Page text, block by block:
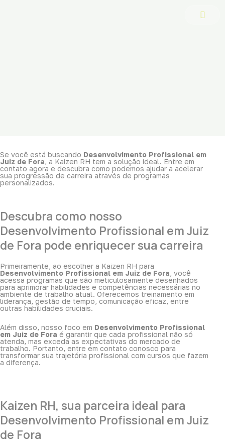
Se você está buscando Desenvolvimento Profissional em
Juiz de Fora, a Kaizen RH tem a solução ideal. Entre em
contato agora e descubra como podemos ajudar a acelerar
sua progressão de carreira através de programas
personalizados.
Descubra como nosso
Desenvolvimento Profissional em Juiz
de Fora pode enriquecer sua carreira
Primeiramente, ao escolher a Kaizen RH para
Desenvolvimento Profissional em Juiz de Fora, você
acessa programas que são meticulosamente desenhados
para aprimorar habilidades e competências necessárias no
ambiente de trabalho atual. Oferecemos treinamento em
liderança, gestão de tempo, comunicação eficaz, entre
outras habilidades cruciais.
Além disso, nosso foco em Desenvolvimento Profissional
em Juiz de Fora é garantir que cada profissional não só
atenda, mas exceda as expectativas do mercado de
trabalho. Portanto, entre em contato conosco para
transformar sua trajetória profissional com cursos que fazem
a diferença.
Kaizen RH, sua parceira ideal para
Desenvolvimento Profissional em Juiz
de Fora